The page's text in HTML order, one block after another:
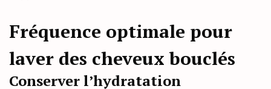
Fréquence optimale pour
laver des cheveux bouclés
Conserver l’hydratation